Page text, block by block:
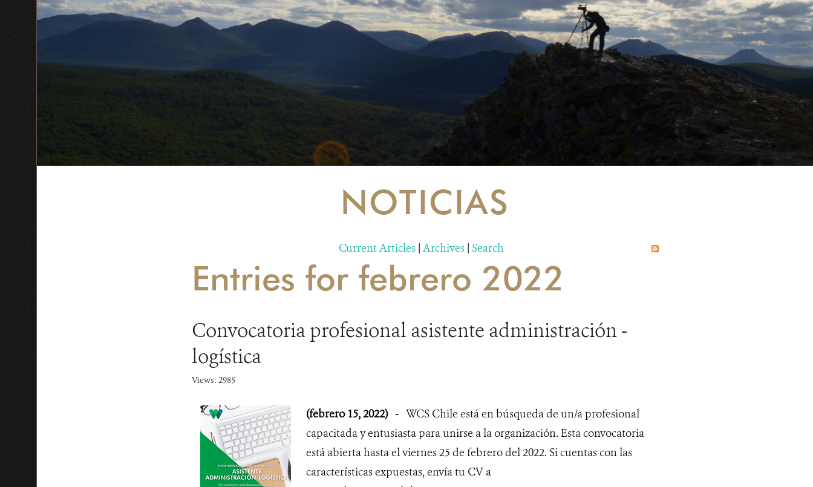
NOTICIAS
Current Articles | Archives | Search
Entries for febrero 2022
Convocatoria profesional asistente administración -
logística
Views: 2985
(febrero 15, 2022) - WCS Chile está en búsqueda de un/a profesional
capacitada y entusiasta para unirse a la organización. Esta convocatoria
está abierta hasta el viernes 25 de febrero del 2022. Si cuentas con las
características expuestas, envía tu CV a